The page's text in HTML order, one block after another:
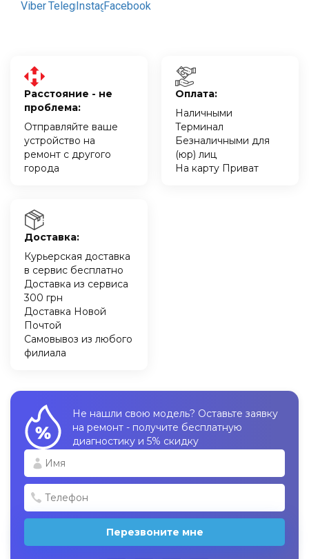
Расстояние - не
проблема:
Отправляйте ваше
устройство на
ремонт с другого
города
Оплата:
Наличными
Терминал
Безналичными для
(юр) лиц
На карту Приват
Доставка:
Курьерская доставка
в сервис бесплатно
Доставка из сервиса
300 грн
Доставка Новой
Почтой
Самовывоз из любого
филиала
Не нашли свою модель? Оставьте заявку
на ремонт - получите бесплатную
диагностику и 5% скидку
Перезвоните мне